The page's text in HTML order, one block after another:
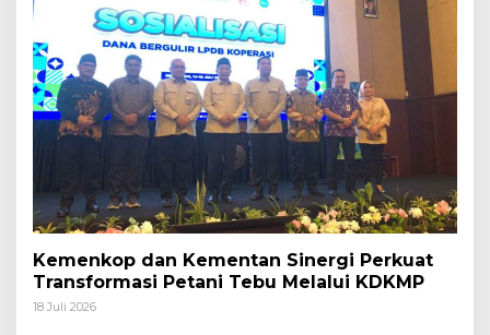
Kemenkop dan Kementan Sinergi Perkuat
Transformasi Petani Tebu Melalui KDKMP
18 Juli 2026